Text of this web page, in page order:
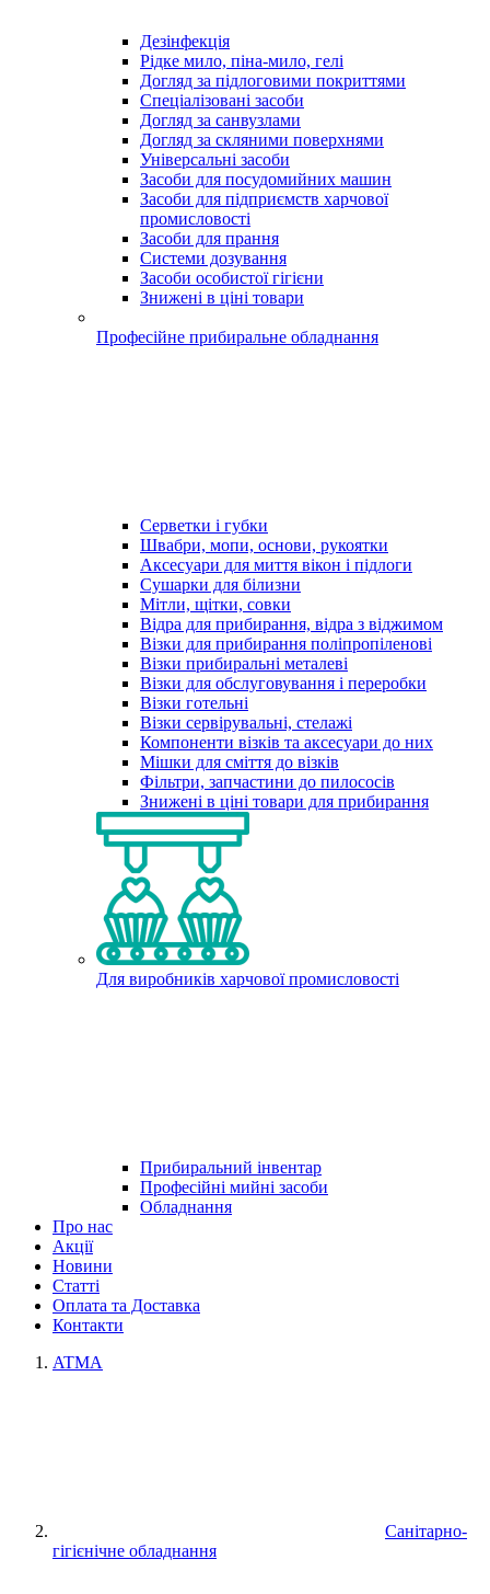
Дезінфекція
Рідке мило, піна-мило, гелі
Догляд за підлоговими покриттями
Спеціалізовані засоби
Догляд за санвузлами
Догляд за скляними поверхнями
Універсальні засоби
Засоби для посудомийних машин
Засоби для підприємств харчової
промисловості
Засоби для прання
Системи дозування
Засоби особистої гігієни
Знижені в ціні товари
Професійне прибиральне обладнання
Серветки і губки
Швабри, мопи, основи, рукоятки
Аксесуари для миття вікон і підлоги
Сушарки для білизни
Мітли, щітки, совки
Відра для прибирання, відра з віджимом
Візки для прибирання поліпропіленові
Візки прибиральні металеві
Візки для обслуговування і переробки
Візки готельні
Візки сервірувальні, стелажі
Компоненти візків та аксесуари до них
Мішки для сміття до візків
Фільтри, запчастини до пилососів
Знижені в ціні товари для прибирання
Для виробників харчової промисловості
Прибиральний інвентар
Професійні мийні засоби
Обладнання
Про нас
Акції
Новини
Статті
Оплата та Доставка
Контакти
ATMA
Санітарно-
гігієнічне обладнання